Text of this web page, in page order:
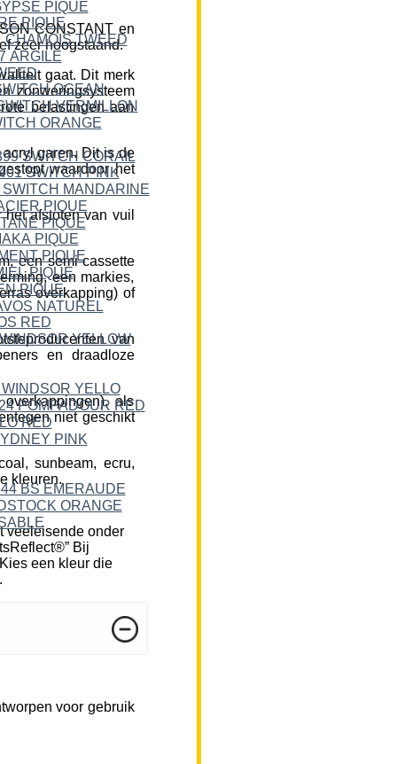
CONSTANT en
zeer hoogstaand.
gaat. Dit merk
zonweringsysteem
belastingen aan
garen. Dit is de
waardoor het
afstoten van vuil
een semi-cassette
een markies,
overkapping) of
van
en draadloze
als
niet geschikt
sunbeam, ecru,
kleuren.
veeleisende onder
Bij
een kleur die
voor gebruik